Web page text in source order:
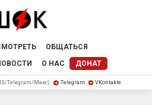
ОБЩАТЬСЯ
О НАС ДОНАТ
Telegram/Макс) Telegram VKontakte